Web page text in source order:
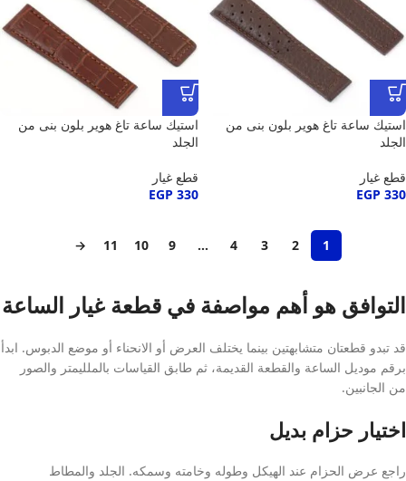
استيك ساعة تاغ هوير بلون بنى من
الجلد
قطع غيار
EGP 330
استيك ساعة تاغ هوير بلون بنى من
الجلد
قطع غيار
EGP 330
1
2
3
4
…
9
10
11
→
التوافق هو أهم مواصفة في قطعة غيار الساعة
قد تبدو قطعتان متشابهتين بينما يختلف العرض أو الانحناء أو موضع الدبوس. ابدأ
برقم موديل الساعة والقطعة القديمة، ثم طابق القياسات بالملليمتر والصور
من الجانبين.
اختيار حزام بديل
راجع عرض الحزام عند الهيكل وطوله وخامته وسمكه. الجلد والمطاط